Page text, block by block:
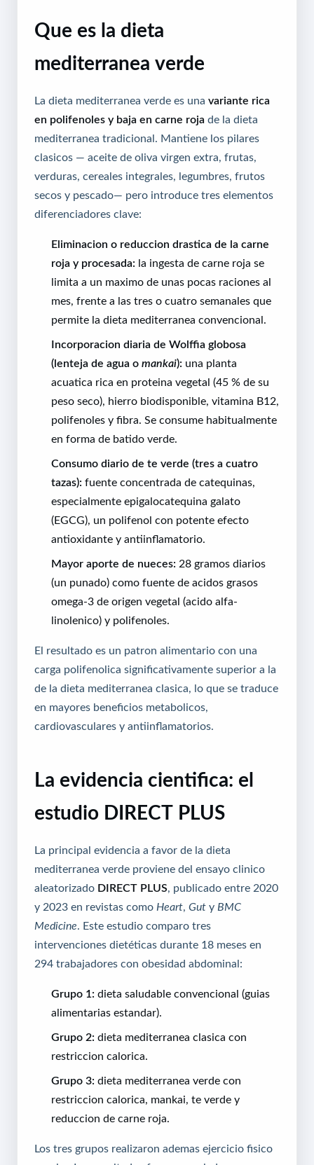
Que es la dieta
mediterranea verde
La dieta mediterranea verde es una variante rica
en polifenoles y baja en carne roja de la dieta
mediterranea tradicional. Mantiene los pilares
clasicos — aceite de oliva virgen extra, frutas,
verduras, cereales integrales, legumbres, frutos
secos y pescado— pero introduce tres elementos
diferenciadores clave:
Eliminacion o reduccion drastica de la carne
roja y procesada: la ingesta de carne roja se
limita a un maximo de unas pocas raciones al
mes, frente a las tres o cuatro semanales que
permite la dieta mediterranea convencional.
Incorporacion diaria de Wolffia globosa
(lenteja de agua o mankai): una planta
acuatica rica en proteina vegetal (45 % de su
peso seco), hierro biodisponible, vitamina B12,
polifenoles y fibra. Se consume habitualmente
en forma de batido verde.
Consumo diario de te verde (tres a cuatro
tazas): fuente concentrada de catequinas,
especialmente epigalocatequina galato
(EGCG), un polifenol con potente efecto
antioxidante y antiinflamatorio.
Mayor aporte de nueces: 28 gramos diarios
(un punado) como fuente de acidos grasos
omega-3 de origen vegetal (acido alfa-
linolenico) y polifenoles.
El resultado es un patron alimentario con una
carga polifenolica significativamente superior a la
de la dieta mediterranea clasica, lo que se traduce
en mayores beneficios metabolicos,
cardiovasculares y antiinflamatorios.
La evidencia cientifica: el
estudio DIRECT PLUS
La principal evidencia a favor de la dieta
mediterranea verde proviene del ensayo clinico
aleatorizado DIRECT PLUS , publicado entre 2020
y 2023 en revistas como Heart Gut y BMC
Medicine . Este estudio comparo tres
intervenciones dietéticas durante 18 meses en
294 trabajadores con obesidad abdominal:
Grupo 1: dieta saludable convencional (guias
alimentarias estandar).
Grupo 2: dieta mediterranea clasica con
restriccion calorica.
Grupo 3: dieta mediterranea verde con
restriccion calorica, mankai, te verde y
reduccion de carne roja.
Los tres grupos realizaron ademas ejercicio fisico